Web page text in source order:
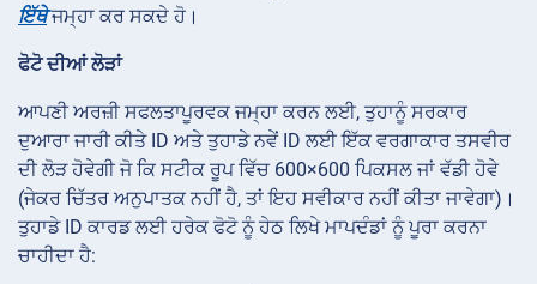
ਇੱਥੇਜਮ੍ਹਾ ਕਰ ਸਕਦੇ ਹੋ।
ਫੋਟੋ ਦੀਆਂ ਲੋੜਾਂ
ਆਪਣੀ ਅਰਜ਼ੀ ਸਫਲਤਾਪੂਰਵਕ ਜਮ੍ਹਾ ਕਰਨ ਲਈ, ਤੁਹਾਨੂੰ ਸਰਕਾਰ
ਦੁਆਰਾ ਜਾਰੀ ਕੀਤੇ ID ਅਤੇ ਤੁਹਾਡੇ ਨਵੇਂ ID ਲਈ ਇੱਕ ਵਰਗਾਕਾਰ ਤਸਵੀਰ
ਦੀ ਲੋੜ ਹੋਵੇਗੀ ਜੋ ਕਿ ਸਟੀਕ ਰੂਪ ਵਿੱਚ 600×600 ਪਿਕਸਲ ਜਾਂ ਵੱਡੀ ਹੋਵੇ
(ਜੇਕਰ ਚਿੱਤਰ ਅਨੁਪਾਤਕ ਨਹੀਂ ਹੈ, ਤਾਂ ਇਹ ਸਵੀਕਾਰ ਨਹੀਂ ਕੀਤਾ ਜਾਵੇਗਾ)।
ਤੁਹਾਡੇ ID ਕਾਰਡ ਲਈ ਹਰੇਕ ਫੋਟੋ ਨੂੰ ਹੇਠ ਲਿਖੇ ਮਾਪਦੰਡਾਂ ਨੂੰ ਪੂਰਾ ਕਰਨਾ
ਚਾਹੀਦਾ ਹੈ: